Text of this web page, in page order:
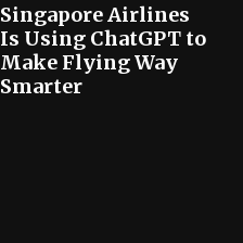
Singapore Airlines
Is Using ChatGPT to
Make Flying Way
Smarter